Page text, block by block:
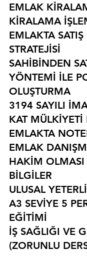
EMLAK
KİRALAMA
EMLAKTA
STRATEJİSİ
SAHİBİNDEN
YÖNTEMİ İLE
OLUŞTURMA
3194 SAYILI
KAT
EMLAKTA
EMLAK
HAKİM OLMASI
BİLGİLER
ULUSAL
A3 SEVİYE 5
EĞİTİMİ
İŞ SAĞLIĞI VE
(ZORUNLU